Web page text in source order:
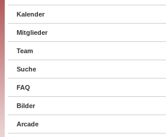
Kalender
Mitglieder
Team
Suche
FAQ
Bilder
Arcade